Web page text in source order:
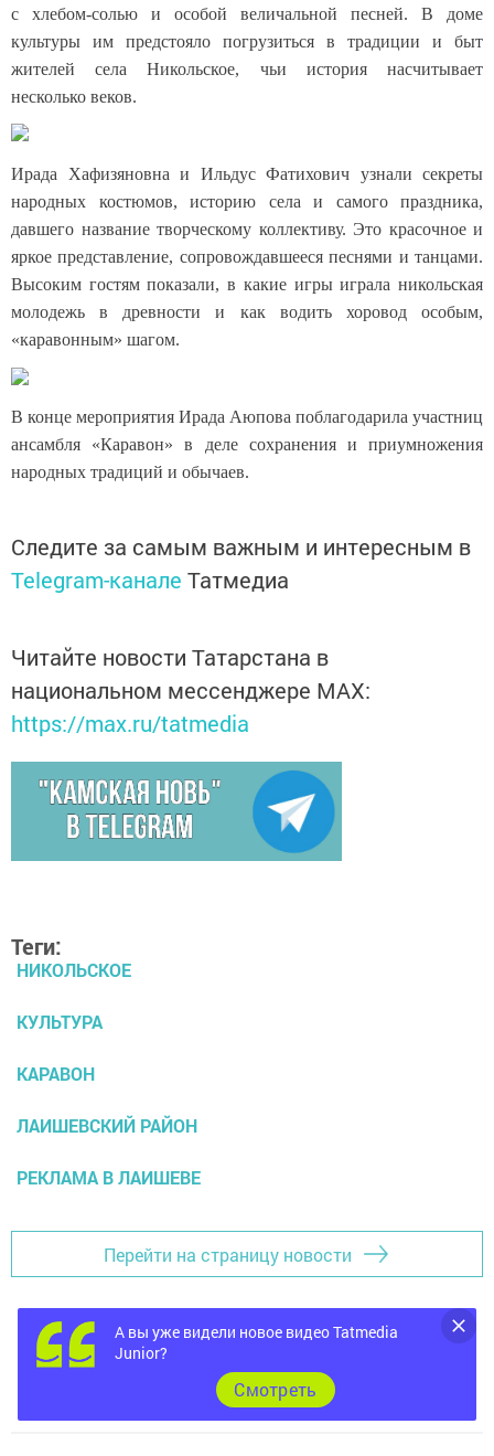
с хлебом-солью и особой величальной песней. В доме
культуры им предстояло погрузиться в традиции и быт
жителей села Никольское, чьи история насчитывает
несколько веков.
Ирада Хафизяновна и Ильдус Фатихович узнали секреты
народных костюмов, историю села и самого праздника,
давшего название творческому коллективу. Это красочное и
яркое представление, сопровождавшееся песнями и танцами.
Высоким гостям показали, в какие игры играла никольская
молодежь в древности и как водить хоровод особым,
«каравонным» шагом.
В конце мероприятия Ирада Аюпова поблагодарила участниц
ансамбля «Каравон» в деле сохранения и приумножения
народных традиций и обычаев.
Следите за самым важным и интересным в
Telegram-канале Татмедиа
Читайте новости Татарстана в
национальном мессенджере MАХ:
https://max.ru/tatmedia
Теги:
НИКОЛЬСКОЕ
КУЛЬТУРА
КАРАВОН
ЛАИШЕВСКИЙ РАЙОН
РЕКЛАМА В ЛАИШЕВЕ
Перейти на страницу новости
А вы уже видели новое видео Tatmedia
Junior?
Cмотреть